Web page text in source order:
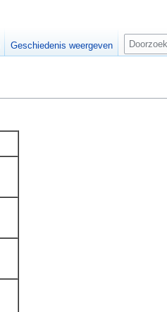
Geschiedenis weergeven
Z
o
e